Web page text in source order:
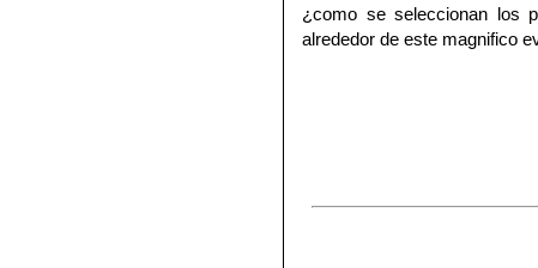
¿como se seleccionan los
alrededor de este magnifico